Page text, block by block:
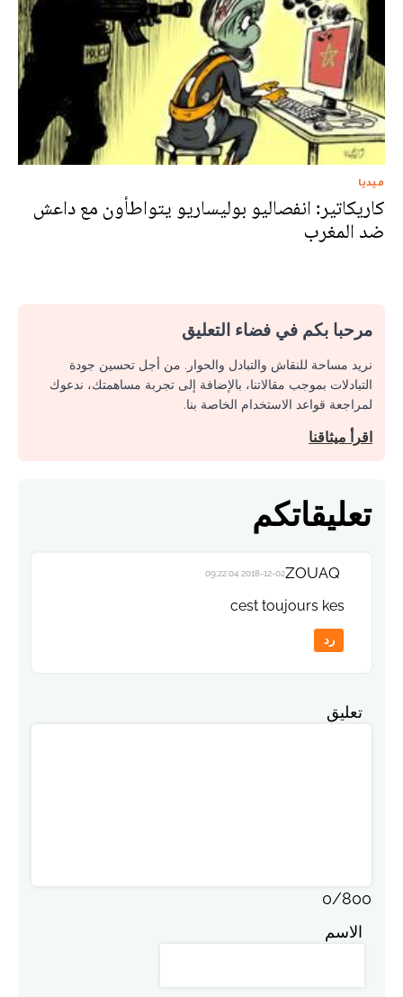
ميديا
كاريكاتير: انفصاليو بوليساريو يتواطأون مع داعش
ضد المغرب
مرحبا بكم في فضاء التعليق
نريد مساحة للنقاش والتبادل والحوار. من أجل تحسين جودة
التبادلات بموجب مقالاتنا، بالإضافة إلى تجربة مساهمتك، ندعوك
لمراجعة قواعد الاستخدام الخاصة بنا.
اقرأ ميثاقنا
تعليقاتكم
ZOUAQ
2018-12-02 09:22:04
cest toujours kes
رد
تعليق
0/800
الاسم